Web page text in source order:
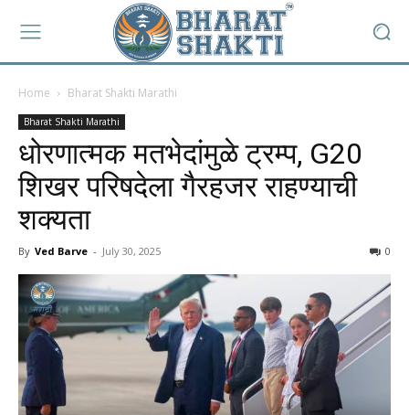
Home Bharat Shakti Marathi
Bharat Shakti Marathi
धोरणात्मक मतभेदांमुळे ट्रम्प, G20
शिखर परिषदेला गैरहजर राहण्याची
शक्यता
By Ved Barve - July 30, 2025 0